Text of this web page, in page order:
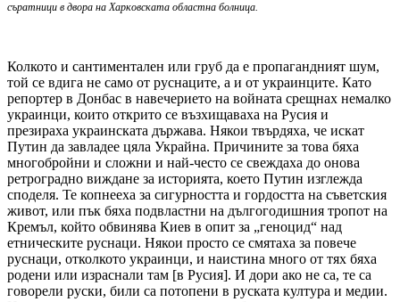
съратници в двора на Харковската областна болница.
Колкото и сантиментален или груб да е пропагандният шум,
той се вдига не само от руснаците, а и от украинците. Като
репортер в Донбас в навечерието на войната срещнах немалко
украинци, които открито се възхищаваха на Русия и
презираха украинската държава. Някои твърдяха, че искат
Путин да завладее цяла Украйна. Причините за това бяха
многобройни и сложни и най-често се свеждаха до онова
ретроградно виждане за историята, което Путин изглежда
споделя. Те копнееха за сигурността и гордостта на съветския
живот, или пък бяха подвластни на дългогодишния тропот на
Кремъл, който обвинява Киев в опит за „геноцид“ над
етническите руснаци. Някои просто се смятаха за повече
руснаци, отколкото украинци, и наистина много от тях бяха
родени или израснали там [в Русия]. И дори ако не са, те са
говорели руски, били са потопени в руската култура и медии.